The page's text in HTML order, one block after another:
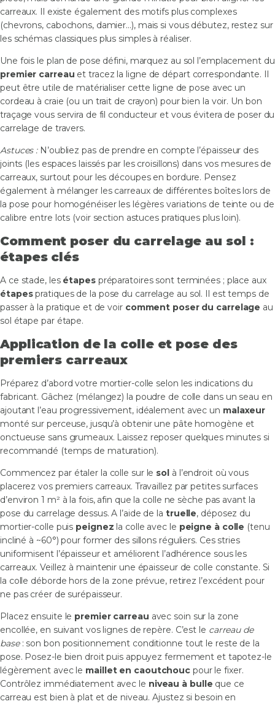
carreaux. Il existe également des motifs plus complexes
(chevrons, cabochons, damier…), mais si vous débutez, restez sur
les schémas classiques plus simples à réaliser.
Une fois le plan de pose défini, marquez au sol l’emplacement du
premier carreau et tracez la ligne de départ correspondante. Il
peut être utile de matérialiser cette ligne de pose avec un
cordeau à craie (ou un trait de crayon) pour bien la voir. Un bon
traçage vous servira de fil conducteur et vous évitera de poser du
carrelage de travers.
Astuces : N’oubliez pas de prendre en compte l’épaisseur des
joints (les espaces laissés par les croisillons) dans vos mesures de
carreaux, surtout pour les découpes en bordure. Pensez
également à mélanger les carreaux de différentes boîtes lors de
la pose pour homogénéiser les légères variations de teinte ou de
calibre entre lots (voir section astuces pratiques plus loin).
Comment poser du carrelage au sol :
étapes clés
A ce stade, les étapes préparatoires sont terminées ; place aux
étapespratiques de la pose du carrelage au sol. Il est temps de
passer à la pratique et de voir comment poser du carrelage au
sol étape par étape.
Application de la colle et pose des
premiers carreaux
Préparez d’abord votre mortier-colle selon les indications du
fabricant. Gâchez (mélangez) la poudre de colle dans un seau en
ajoutant l’eau progressivement, idéalement avec un malaxeur
monté sur perceuse, jusqu’à obtenir une pâte homogène et
onctueuse sans grumeaux. Laissez reposer quelques minutes si
recommandé (temps de maturation).
Commencez par étaler la colle sur le sol à l’endroit où vous
placerez vos premiers carreaux. Travaillez par petites surfaces
d’environ 1 m² à la fois, afin que la colle ne sèche pas avant la
pose du carrelage dessus. A l’aide de la truelle, déposez du
mortier-colle puis peignez la colle avec le peigne à colle (tenu
incliné à ~60°) pour former des sillons réguliers. Ces stries
uniformisent l’épaisseur et améliorent l’adhérence sous les
carreaux. Veillez à maintenir une épaisseur de colle constante. Si
la colle déborde hors de la zone prévue, retirez l’excédent pour
ne pas créer de surépaisseur.
Placez ensuite le premier carreau avec soin sur la zone
encollée, en suivant vos lignes de repère. C’est le carreau de
base : son bon positionnement conditionne tout le reste de la
pose. Posez-le bien droit puis appuyez fermement et tapotez-le
légèrement avec le maillet en caoutchouc pour le fixer.
Contrôlez immédiatement avec le niveau à bulle que ce
carreau est bien à plat et de niveau. Ajustez si besoin en